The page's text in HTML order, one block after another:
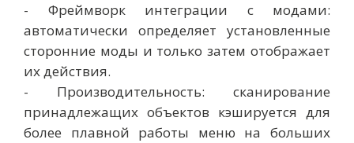
- Фреймворк интеграции с модами:
автоматически определяет установленные
сторонние моды и только затем отображает
их действия.
- Производительность: сканирование
принадлежащих объектов кэшируется для
более плавной работы меню на больших